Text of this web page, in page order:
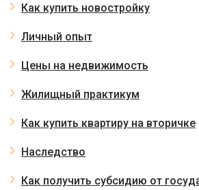
Как купить новостройку
Личный опыт
Цены на недвижимость
Жилищный практикум
Как купить квартиру на вторичке
Наследство
Как получить субсидию от